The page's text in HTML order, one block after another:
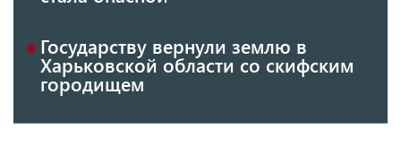
Государству вернули землю в
Харьковской области со скифским
городищем